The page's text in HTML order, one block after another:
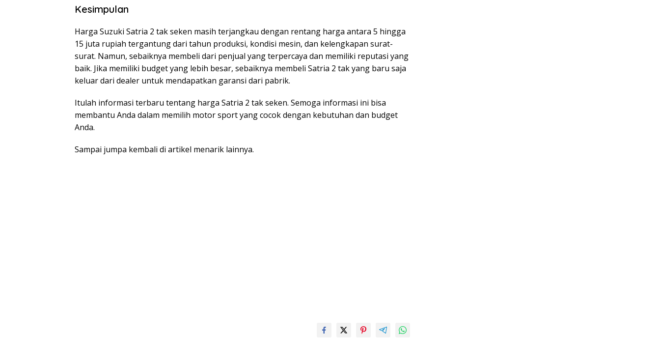
Kesimpulan
Harga Suzuki Satria 2 tak seken masih terjangkau dengan rentang harga antara 5 hingga
15 juta rupiah tergantung dari tahun produksi, kondisi mesin, dan kelengkapan surat-
surat. Namun, sebaiknya membeli dari penjual yang terpercaya dan memiliki reputasi yang
baik. Jika memiliki budget yang lebih besar, sebaiknya membeli Satria 2 tak yang baru saja
keluar dari dealer untuk mendapatkan garansi dari pabrik.
Itulah informasi terbaru tentang harga Satria 2 tak seken. Semoga informasi ini bisa
membantu Anda dalam memilih motor sport yang cocok dengan kebutuhan dan budget
Anda.
Sampai jumpa kembali di artikel menarik lainnya.